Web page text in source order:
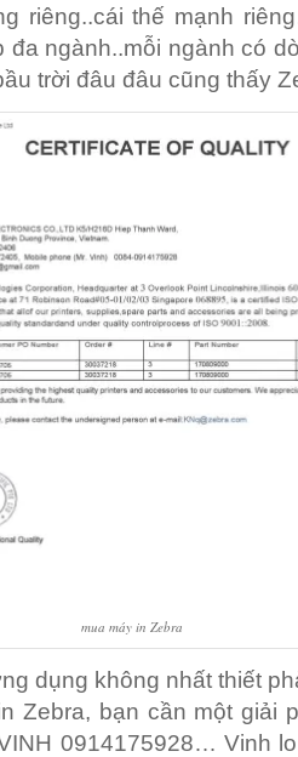
riêng..cái thế mạnh
đa ngành..mỗi ngành có
trời đâu đâu cũng thấy
mua máy in Zebra
dụng không nhất thiết
Zebra, bạn cần một giải
0914175928… Vinh